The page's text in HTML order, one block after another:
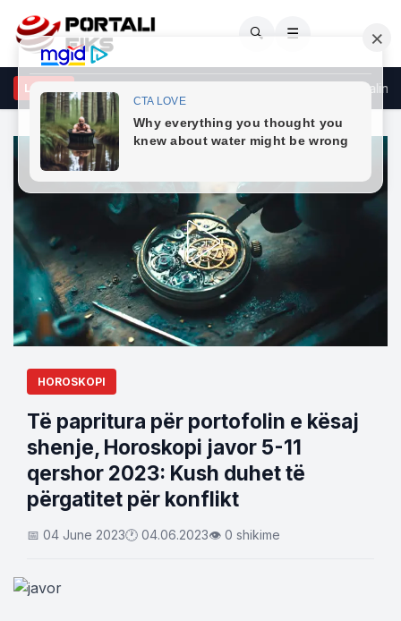
🔍 ☰
LAJME
- Rrobat dhe aksesorët nga 'Djalli vishet me Prada 2' dalin
HOROSKOPI
Të papritura për portofolin e kësaj
shenje, Horoskopi javor 5-11
qershor 2023: Kush duhet të
përgatitet për konflikt
📅 04 June 2023🕐 04.06.2023👁 0 shikime